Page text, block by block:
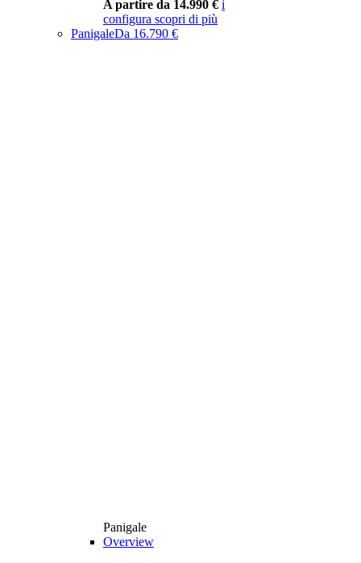
A partire da 14.990 € i
configura scopri di più
PanigaleDa 16.790 €
Panigale
Overview